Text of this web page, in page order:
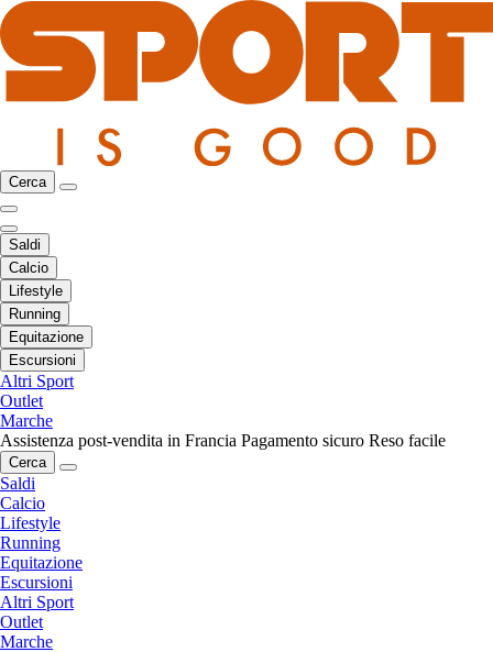
Cerca
Saldi
Calcio
Lifestyle
Running
Equitazione
Escursioni
Altri Sport
Outlet
Marche
Assistenza post-vendita in Francia Pagamento sicuro Reso facile
Cerca
Saldi
Calcio
Lifestyle
Running
Equitazione
Escursioni
Altri Sport
Outlet
Marche